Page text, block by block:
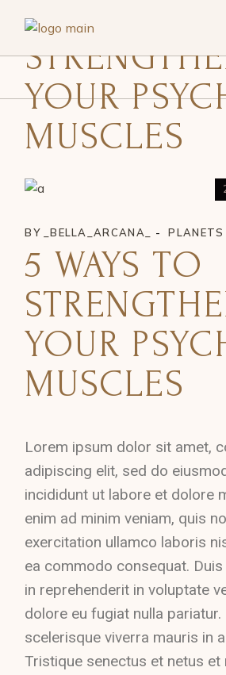
5 WAYS TO
YOUR
MUSCLES
BY _BELLA_ARCANA_ PLANETS
5 WAYS TO
YOUR
MUSCLES
Lorem ipsum dolor sit amet,
adipiscing elit, sed do
incididunt ut labore et dolore
enim ad minim veniam, quis
exercitation ullamco laboris
ea commodo consequat.
in reprehenderit in voluptate
dolore eu fugiat nulla pariatur.
scelerisque viverra mauris in
Tristique senectus et netus et